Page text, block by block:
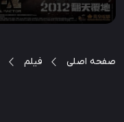
صفحه اصلی فیلم